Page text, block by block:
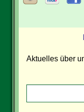
Aktuelles über